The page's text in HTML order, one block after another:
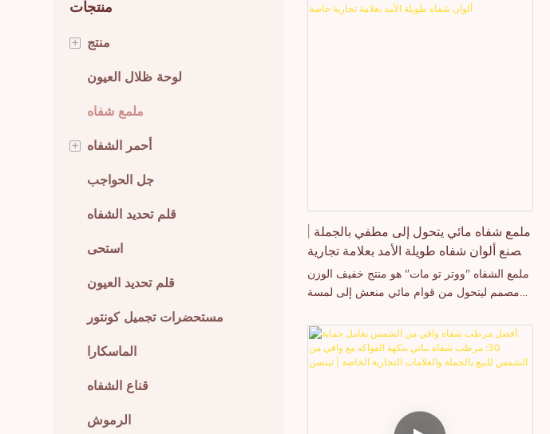
منتجات
+ منتج
مكياج العيون
مكياج الشفاه
أدوات التجميل
مكياج الوجه
العناية بالبشرة
مكياج الجسم
الوافدون الجدد
أفضل مستحضرات التجميل
لوحة ظلال العيون
ملمع شفاه
+ أحمر الشفاه
أحمر شفاه كريمي
أحمر شفاه سائل
جل الحواجب
قلم تحديد الشفاه
استحى
قلم تحديد العيون
مستحضرات تجميل كونتور
الماسكارا
قناع الشفاه
الرموش
ملمع شفاه مائي يتحول إلى مطفي بالجملة |
مصنع ألوان شفاه طويلة الأمد بعلامة تجارية
خاصة
ملمع الشفاه "ووتر تو مات" هو منتج خفيف الوزن
مصمم ليتحول من قوام مائي منعش إلى لمسة
الشفاه المطفي التقليدي الذي قد يكون سميكًا أو
جافًا، تخلق هذه التركيبة المبتكرة تأثيرًا مطفيًا
ناعمًا مع الحفاظ على ملمس ناعم ومريح على